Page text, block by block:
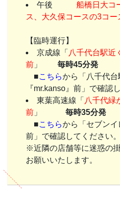
午後 船橋日大コ
ス、大久保コースの3コー
【臨時運行】
京成線「 八千代台駅近
前」 毎時45分発
■こちらから「八千代
『mr.kanso』前」で確認
東葉高速線「 八千代緑
前」 毎時35分発
■こちらから「セブン
前」で確認してください。
※近隣の店舗等に迷惑の
お願いいたします。